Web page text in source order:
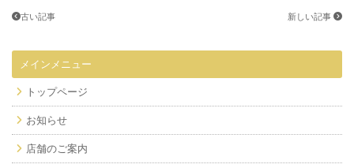
古い記事 新しい記事
メインメニュー
トップページ
お知らせ
店舗のご案内